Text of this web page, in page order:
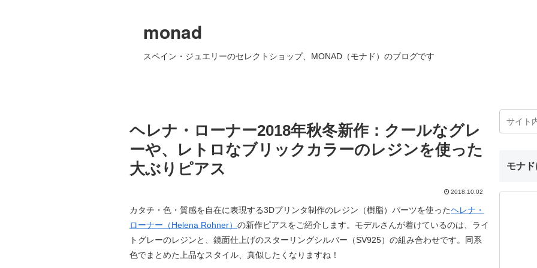
monad
スペイン・ジュエリーのセレクトショップ、MONAD（モナド）のブログです
ヘレナ・ローナー2018年秋冬新作：クールなグレ
ーや、レトロなブリックカラーのレジンを使った
大ぶりピアス
2018.10.02
カタチ・色・質感を自在に表現する3Dプリンタ制作のレジン（樹脂）パーツを使ったヘレナ・
ローナー（Helena Rohner） の新作ピアスをご紹介します。モデルさんが着けているのは、ライ
トグレーのレジンと、鏡面仕上げのスターリングシルバー（SV925）の組み合わせです。同系
色でまとめた上品なスタイル、真似したくなりますね！
モナ